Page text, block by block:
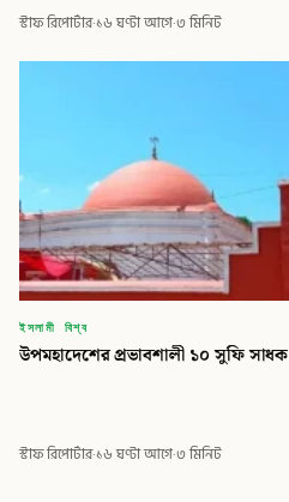
স্টাফ রিপোর্টার·১৬ ঘণ্টা আগে·৩ মিনিট
ইসলামী বিশ্ব
উপমহাদেশের প্রভাবশালী ১০ সুফি সাধক
স্টাফ রিপোর্টার·১৬ ঘণ্টা আগে·৩ মিনিট